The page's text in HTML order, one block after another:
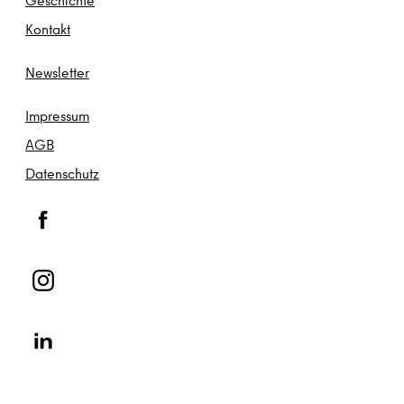
Kontakt
Newsletter
Impressum
AGB
Datenschutz